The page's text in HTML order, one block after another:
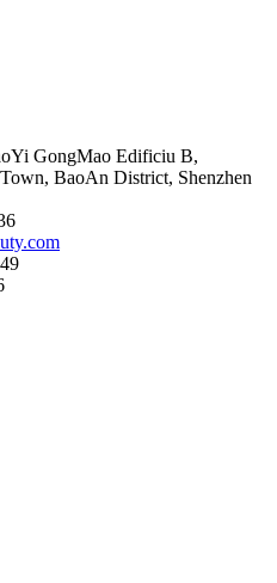
GongMao Edificiu B,
BaoAn District, Shenzhen